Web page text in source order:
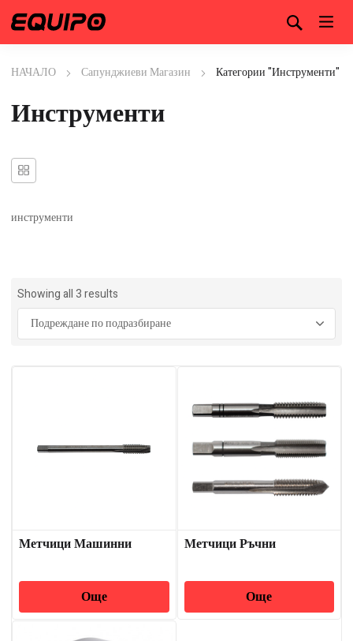
НАЧАЛО Сапунджиеви Магазин Категории "Инструменти"
Инструменти
инструменти
Showing all 3 results
Метчици Машинни
Още
Метчици Ръчни
Още